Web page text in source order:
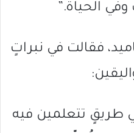
الحياة.”
فقالت في نبراتٍ
طريقٍ تتعلمين فيه